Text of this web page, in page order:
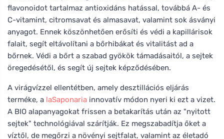
flavonoidot tartalmaz antioxidáns hatással, továbbá A- és
C-vitamint, citromsavat és almasavat, valamint sok ásványi
anyagot. Ennek köszönhetően erősíti és védi a kapillárisok
falait, segít eltávolítani a bőrhibákat és vitalitást ad a
bőrnek. Védi a bőrt a szabad gyökök támadásaitól, a sejtek
öregedésétől, és segít új sejtek képződésében.
A virágvízzel ellentétben, amely desztillációs eljárás
terméke, a laSaponaria innovatív módon nyeri ki ezt a vizet.
A BIO alapanyagokat frissen a betakarítás után az "nyitott
sejtek" technológiával szárítják. Ez megszabadítja őket a
víztől, de megőrzi a növényi sejtfalat, valamint az életadó